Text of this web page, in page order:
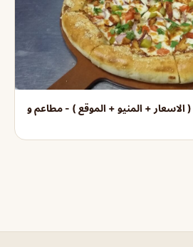
الاسعار + المنيو + الموقع ) - مطاعم و